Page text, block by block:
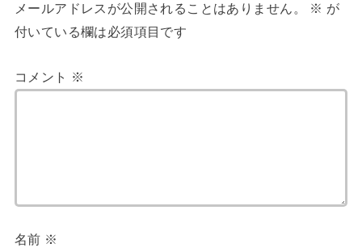
メールアドレスが公開されることはありません。 ※ が
付いている欄は必須項目です
コメント ※
名前 ※